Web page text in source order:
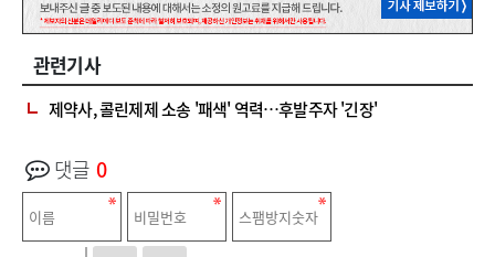
관련기사
제약사, 콜린제제 소송 '패색' 역력…후발주자 '긴장'
댓글 0